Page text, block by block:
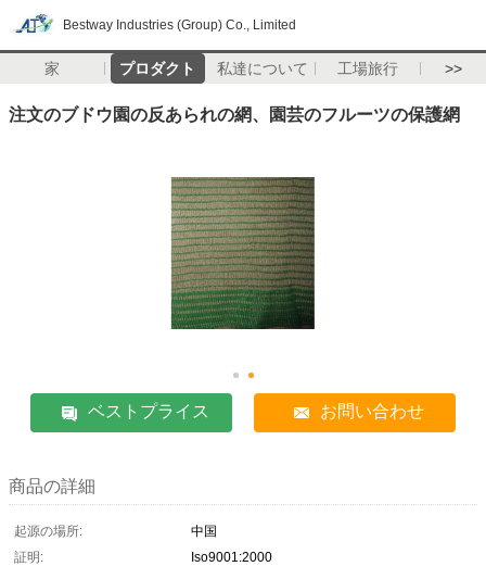
Bestway Industries (Group) Co., Limited
家 プロダクト 私達について 工場旅行 >>
注文のブドウ園の反あられの網、園芸のフルーツの保護網
ベストプライス お問い合わせ
商品の詳細
起源の場所:
中国
証明:
Iso9001:2000